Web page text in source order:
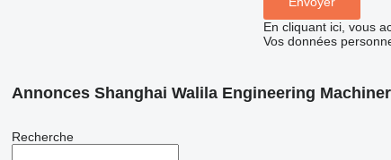
En cliquant ici, vous
Vos données
Annonces Shanghai Walila Engineering
Recherche